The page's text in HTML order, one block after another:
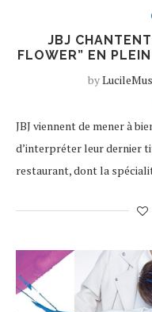
JBJ
FLOWER” EN
by
JBJ viennent de mener à
d’interpréter leur dernier
restaurant, dont la